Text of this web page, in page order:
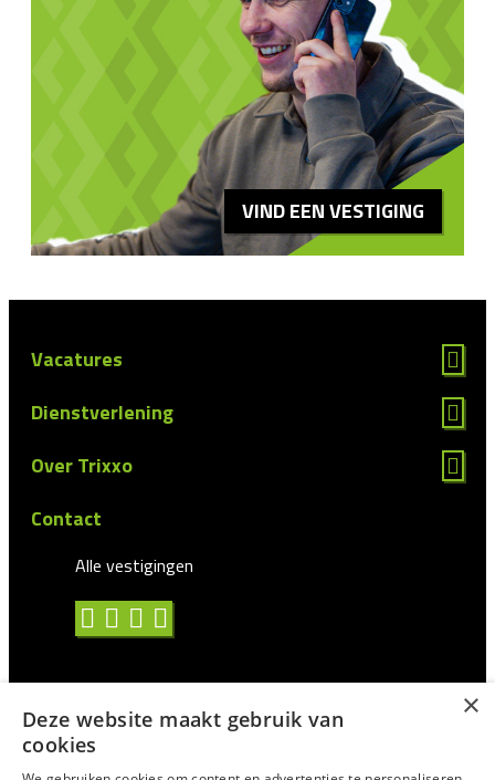
VIND EEN VESTIGING
Vacatures
Dienstverlening
Over Trixxo
Contact
Alle vestigingen
Algemene voorwaarden
×
Deze website maakt gebruik van
cookies